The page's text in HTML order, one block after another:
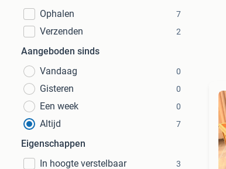
Ophalen
7
Verzenden 2
Aangeboden sinds
Vandaag
0
Gisteren 0
Een week 0
Altijd 7
Eigenschappen
In hoogte verstelbaar
3